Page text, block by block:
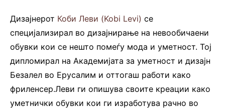
Дизајнерот Коби Леви (Kobi Levi) се
специјализирал во дизајнирање на невообичаени
обувки кои се нешто помеѓу мода и уметност. Тој
дипломирал на Академијата за уметност и дизајн
Безалел во Ерусалим и оттогаш работи како
фриленсер.Леви ги опишува своите креации како
уметнички обувки кои ги изработува рачно во